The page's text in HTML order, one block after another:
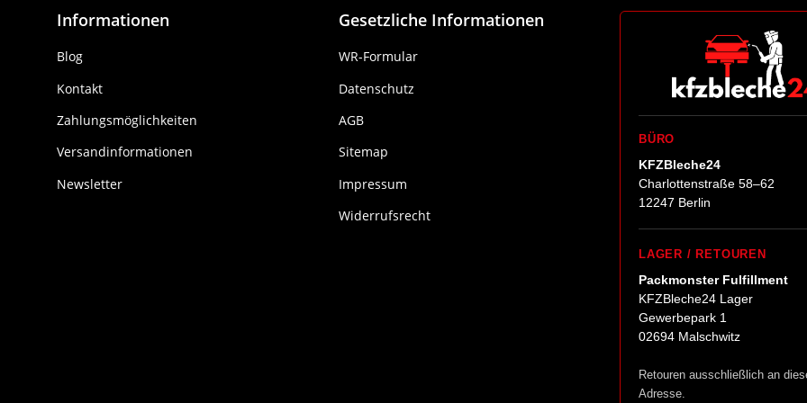
Informationen
Blog
Kontakt
Zahlungsmöglichkeiten
Versandinformationen
Newsletter
Gesetzliche Informationen
WR-Formular
Datenschutz
AGB
Sitemap
Impressum
Widerrufsrecht
BÜRO
KFZBleche24
Charlottenstraße 58–62
12247 Berlin
LAGER / RETOUREN
Packmonster Fulfillment
KFZBleche24 Lager
Gewerbepark 1
02694 Malschwitz
Retouren ausschließlich an
Adresse.